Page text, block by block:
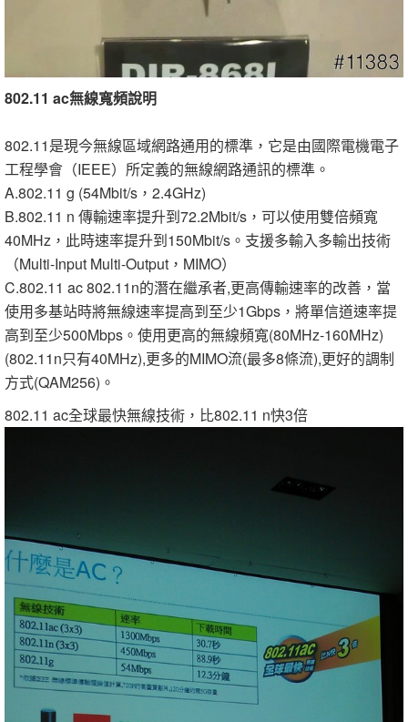
802.11 ac無線寬頻說明
802.11是現今無線區域網路通用的標準，它是由國際電機電子
工程學會（IEEE）所定義的無線網路通訊的標準。
A.802.11 g (54Mbit/s，2.4GHz)
B.802.11 n 傳輸速率提升到72.2Mbit/s，可以使用雙倍頻寬
40MHz，此時速率提升到150Mbit/s。支援多輸入多輸出技術
（Multi-Input Multi-Output，MIMO）
C.802.11 ac 802.11n的潛在繼承者,更高傳輸速率的改善，當
使用多基站時將無線速率提高到至少1Gbps，將單信道速率提
高到至少500Mbps。使用更高的無線頻寬(80MHz-160MHz)
(802.11n只有40MHz),更多的MIMO流(最多8條流),更好的調制
方式(QAM256)。
802.11 ac全球最快無線技術，比802.11 n快3倍